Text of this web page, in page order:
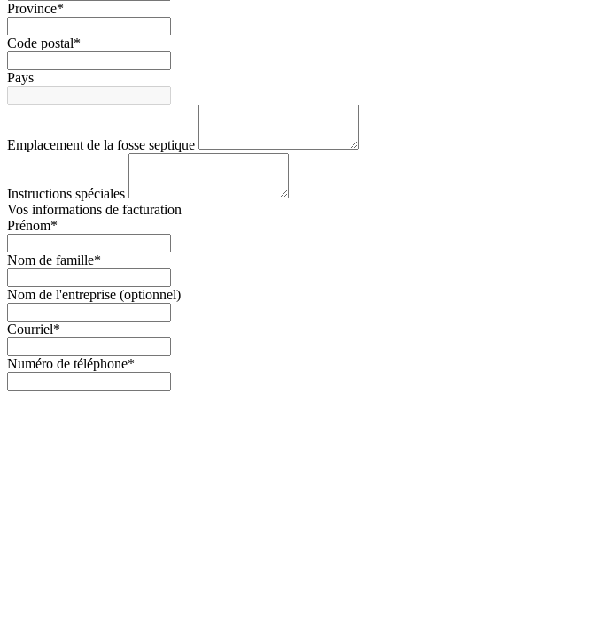
Province*
Code postal*
Pays
Emplacement de la fosse septique
Instructions spéciales
Vos informations de facturation
Prénom*
Nom de famille*
Nom de l'entreprise (optionnel)
Courriel*
Numéro de téléphone*